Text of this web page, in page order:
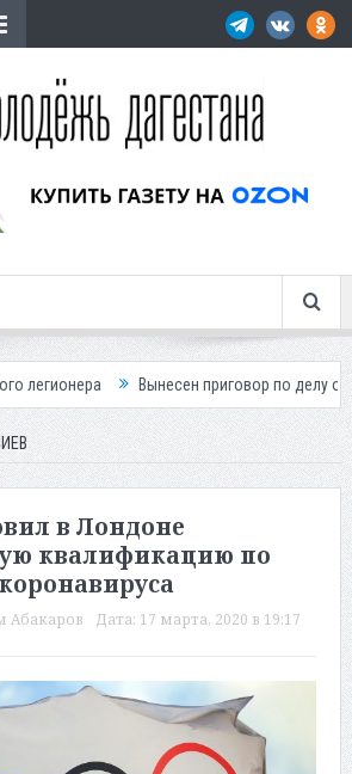
Вынесен приговор по делу о
в Лондоне
квалификацию по
Абакаров Дата: 17 марта, 2020 в 19:17